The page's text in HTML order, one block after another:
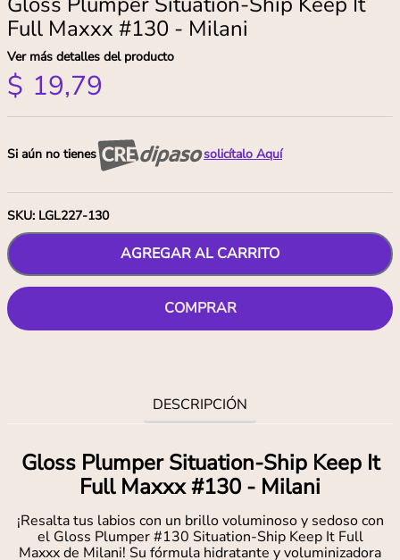
Full Maxxx #130 - Milani
Ver más detalles del producto
$ 19,79
Si aún no tienes solicítalo Aquí
SKU: LGL227-130
AGREGAR AL CARRITO
COMPRAR
DESCRIPCIÓN
Gloss Plumper Situation-Ship Keep It
Full Maxxx #130 - Milani
¡Resalta tus labios con un brillo voluminoso y sedoso con
el Gloss Plumper #130 Situation-Ship Keep It Full
Maxxx de Milani! Su fórmula hidratante y voluminizadora